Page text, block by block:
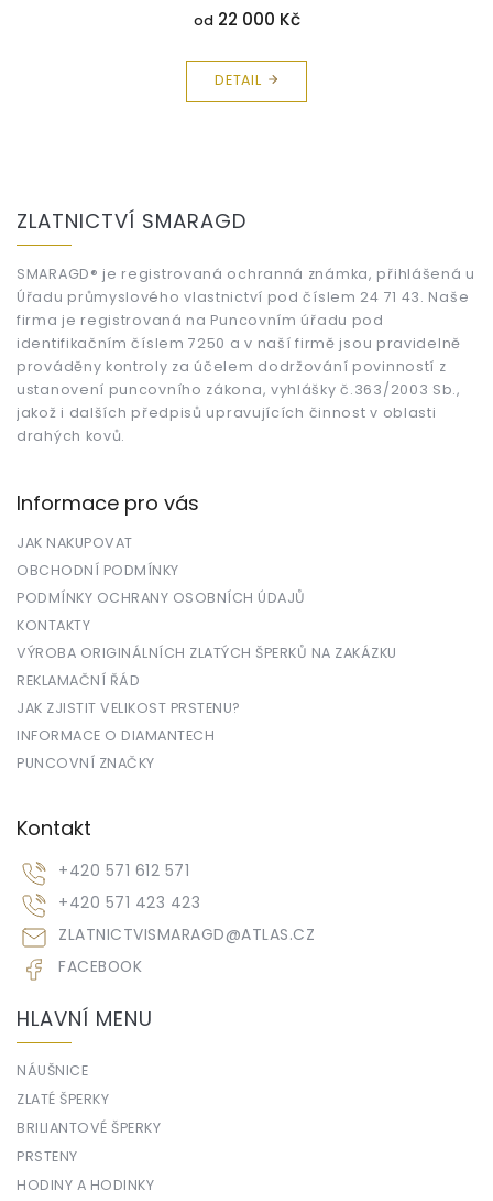
od22 000 Kč
DETAIL
ZLATNICTVÍ SMARAGD
SMARAGD® je registrovaná ochranná známka, přihlášená u
Úřadu průmyslového vlastnictví pod číslem 24 71 43. Naše
firma je registrovaná na Puncovním úřadu pod
identifikačním číslem 7250 a v naší firmě jsou pravidelně
prováděny kontroly za účelem dodržování povinností z
ustanovení puncovního zákona, vyhlášky č.363/2003 Sb.,
jakož i dalších předpisů upravujících činnost v oblasti
drahých kovů.
Informace pro vás
JAK NAKUPOVAT
OBCHODNÍ PODMÍNKY
PODMÍNKY OCHRANY OSOBNÍCH ÚDAJŮ
KONTAKTY
VÝROBA ORIGINÁLNÍCH ZLATÝCH ŠPERKŮ NA ZAKÁZKU
REKLAMAČNÍ ŘÁD
JAK ZJISTIT VELIKOST PRSTENU?
INFORMACE O DIAMANTECH
PUNCOVNÍ ZNAČKY
Kontakt
ZLATNICTVISMARAGD@ATLAS.CZ
+420 571 612 571
+420 571 423 423
FACEBOOK
HLAVNÍ MENU
NÁUŠNICE
ZLATÉ ŠPERKY
BRILIANTOVÉ ŠPERKY
PRSTENY
HODINY A HODINKY